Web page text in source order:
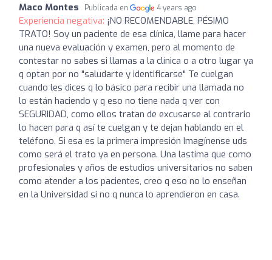
Maco Montes Publicada en 4 years ago
Experiencia negativa: ¡NO RECOMENDABLE, PÉSIMO
TRATO! Soy un paciente de esa clínica, llame para hacer
una nueva evaluación y examen, pero al momento de
contestar no sabes si llamas a la clínica o a otro lugar ya
q optan por no "saludarte y identificarse" Te cuelgan
cuando les dices q lo básico para recibir una llamada no
lo están haciendo y q eso no tiene nada q ver con
SEGURIDAD, como ellos tratan de excusarse al contrario
lo hacen para q así te cuelgan y te dejan hablando en el
teléfono. Si esa es la primera impresión Imagínense uds
como será el trato ya en persona. Una lastima que como
profesionales y años de estudios universitarios no saben
como atender a los pacientes, creo q eso no lo enseñan
en la Universidad si no q nunca lo aprendieron en casa.